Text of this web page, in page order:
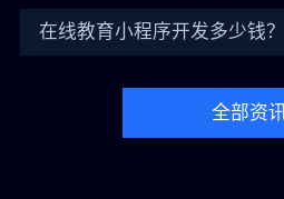
在线教育小程序开发多少钱
全部资